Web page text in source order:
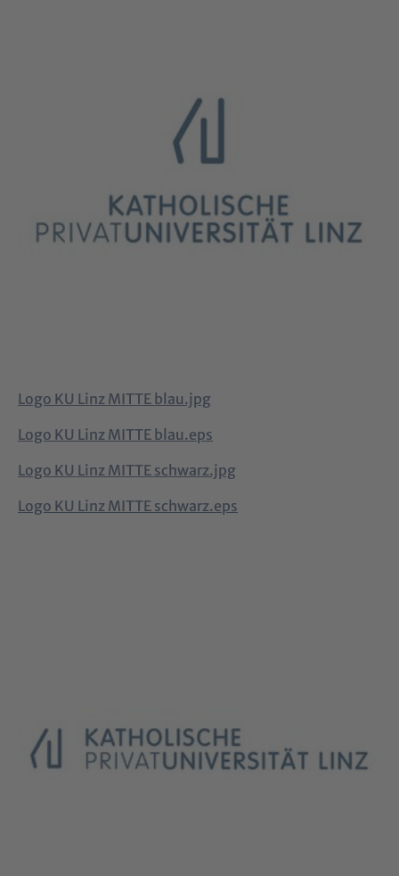
Logo KU Linz MITTE blau.jpg
Logo KU Linz MITTE blau.eps
Logo KU Linz MITTE schwarz.jpg
Logo KU Linz MITTE schwarz.eps